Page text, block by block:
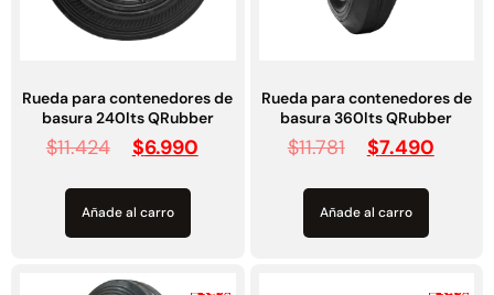
Rueda para contenedores de
basura 240lts QRubber
$11.424 $6.990
Añade al carro
Rueda para contenedores de
basura 360lts QRubber
$11.781 $7.490
Añade al carro
Empaquetadura 3/16"